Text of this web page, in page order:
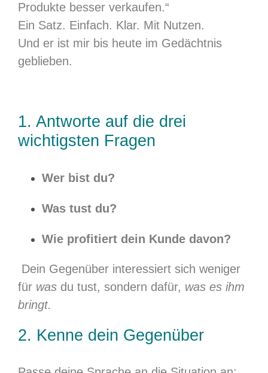
Produkte besser verkaufen.“
Ein Satz. Einfach. Klar. Mit Nutzen.
Und er ist mir bis heute im Gedächtnis
geblieben.
1. Antworte auf die drei
wichtigsten Fragen
Wer bist du?
Was tust du?
Wie profitiert dein Kunde davon?
Dein Gegenüber interessiert sich weniger
für was du tust, sondern dafür, was es ihm
bringt.
2. Kenne dein Gegenüber